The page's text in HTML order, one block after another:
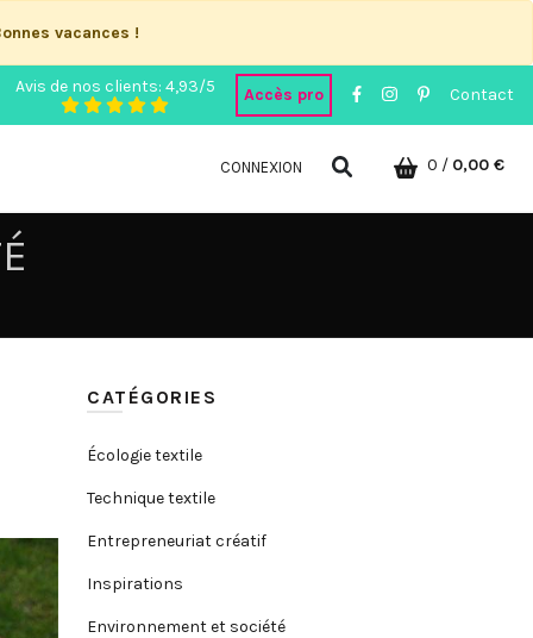
vacances !
Avis de nos clients: 4,93/5 Accès pro Contact
CONNEXION 0 / 0,00 €
CATÉGORIES
Écologie textile
Technique textile
Entrepreneuriat créatif
Inspirations
Environnement et société